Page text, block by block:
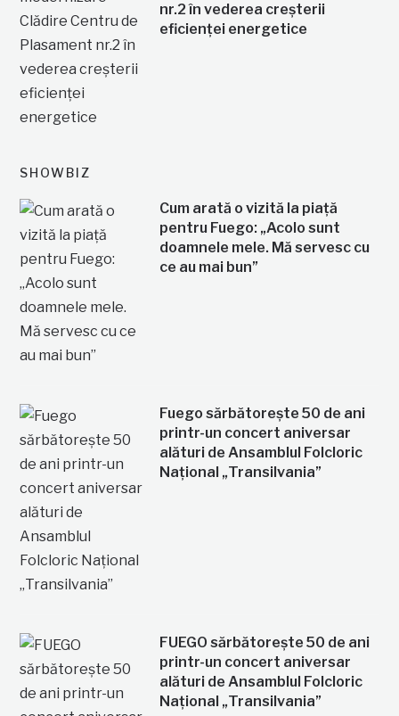
nr.2 în vederea creșterii
eficienței energetice
SHOWBIZ
Cum arată o vizită la piață
pentru Fuego: „Acolo sunt
doamnele mele. Mă servesc cu
ce au mai bun”
Fuego sărbătorește 50 de ani
printr-un concert aniversar
alături de Ansamblul Folcloric
Național „Transilvania”
FUEGO sărbătorește 50 de ani
printr-un concert aniversar
alături de Ansamblul Folcloric
Național „Transilvania”